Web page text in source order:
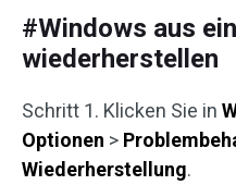
#Windows aus
wiederherstellen
Schritt 1. Klicken Sie in
Optionen >
Wiederherstellung.